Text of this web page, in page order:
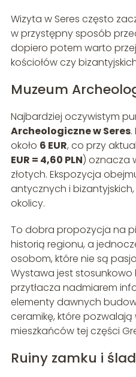
Wizyta w Seres często
w przystępny sposób
dopiero potem warto
kościołów czy
Muzeum
Najbardziej oczywistym
Archeologiczne w Seres.
około 6 EUR, co przy
EUR = 4,60 PLN) oznacza
złotych. Ekspozycja
antycznych i
okolicy.
To dobra propozycja na
historią regionu, a
osobom, które nie są
Wystawa jest stosunkowo
przytłacza nadmiarem
elementy dawnych
ceramikę, które
mieszkańców tej części
Ruiny zamku i